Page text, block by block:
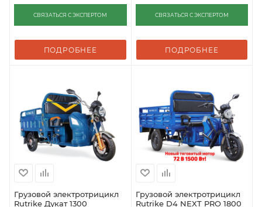
СВЯЗАТЬСЯ С ЭКСПЕРТОМ
ПОДРОБНЕЕ
СВЯЗАТЬСЯ С ЭКСПЕРТОМ
ПОДРОБНЕЕ
Грузовой электротрицикл
Rutrike Дукат 1300
Грузовой электротрицикл
Rutrike D4 NEXT PRO 1800